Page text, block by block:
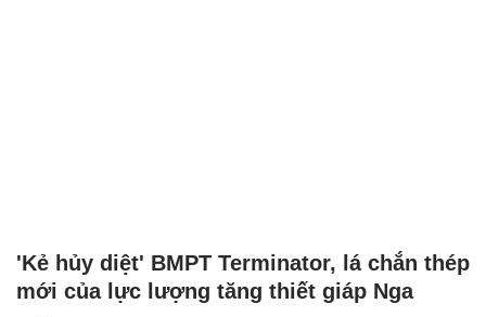
'Kẻ hủy diệt' BMPT Terminator, lá chắn thép
mới của lực lượng tăng thiết giáp Nga